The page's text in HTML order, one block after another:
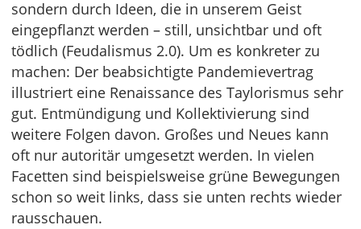
sondern durch Ideen, die in unserem Geist
eingepflanzt werden – still, unsichtbar und oft
tödlich (Feudalismus 2.0). Um es konkreter zu
machen: Der beabsichtigte Pandemievertrag
illustriert eine Renaissance des Taylorismus sehr
gut. Entmündigung und Kollektivierung sind
weitere Folgen davon. Großes und Neues kann
oft nur autoritär umgesetzt werden. In vielen
Facetten sind beispielsweise grüne Bewegungen
schon so weit links, dass sie unten rechts wieder
rausschauen.